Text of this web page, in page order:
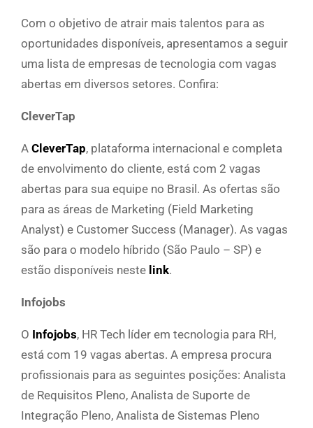
Com o objetivo de atrair mais talentos para as
oportunidades disponíveis, apresentamos a seguir
uma lista de empresas de tecnologia com vagas
abertas em diversos setores. Confira:
CleverTap
A CleverTap, plataforma internacional e completa
de envolvimento do cliente, está com 2 vagas
abertas para sua equipe no Brasil. As ofertas são
para as áreas de Marketing (Field Marketing
Analyst) e Customer Success (Manager). As vagas
são para o modelo híbrido (São Paulo – SP) e
estão disponíveis neste link.
Infojobs
O Infojobs, HR Tech líder em tecnologia para RH,
está com 19 vagas abertas. A empresa procura
profissionais para as seguintes posições: Analista
de Requisitos Pleno, Analista de Suporte de
Integração Pleno, Analista de Sistemas Pleno